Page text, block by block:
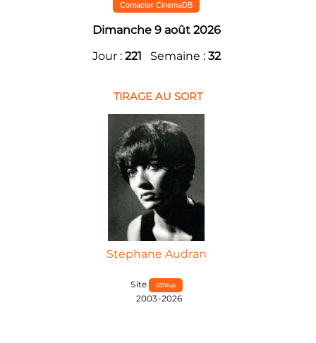
Contacter CinemaDB
Dimanche 9 août 2026
Jour : 221 Semaine : 32
TIRAGE AU SORT
Stephane Audran
Site GDWeb
2003-2026